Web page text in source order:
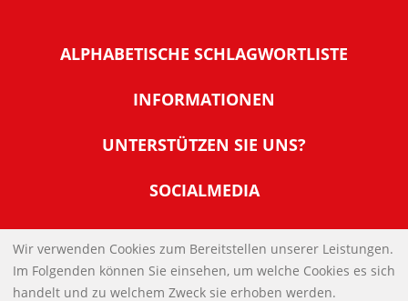
ALPHABETISCHE SCHLAGWORTLISTE
INFORMATIONEN
Warum NachDenkSeiten
Tipps zur Nutzung der NachDenkSeiten
Banner und E-Mail-Signaturen
Links
Kontakt
UNTERSTÜTZEN SIE UNS?
Werden Sie Fördermitglied
Spenden Sie Online
SOCIALMEDIA
IMPRESSUM
DATENSCHUTZERKLÄRUNG
Wir verwenden Cookies zum Bereitstellen unserer Leistungen.
Im Folgenden können Sie einsehen, um welche Cookies es sich
handelt und zu welchem Zweck sie erhoben werden.